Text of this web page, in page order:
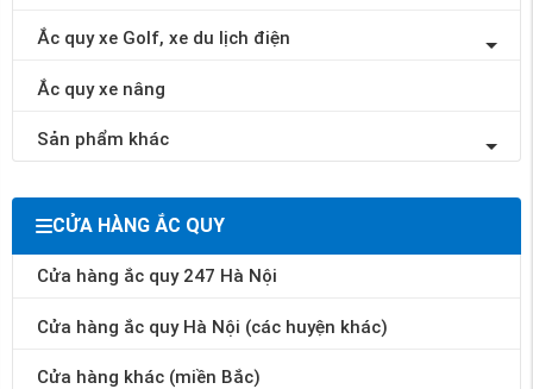
Ắc quy xe Golf, xe du lịch điện
Ắc quy xe nâng
Sản phẩm khác
CỬA HÀNG ẮC QUY
Cửa hàng ắc quy 247 Hà Nội
Cửa hàng ắc quy Hà Nội (các huyện khác)
Cửa hàng khác (miền Bắc)